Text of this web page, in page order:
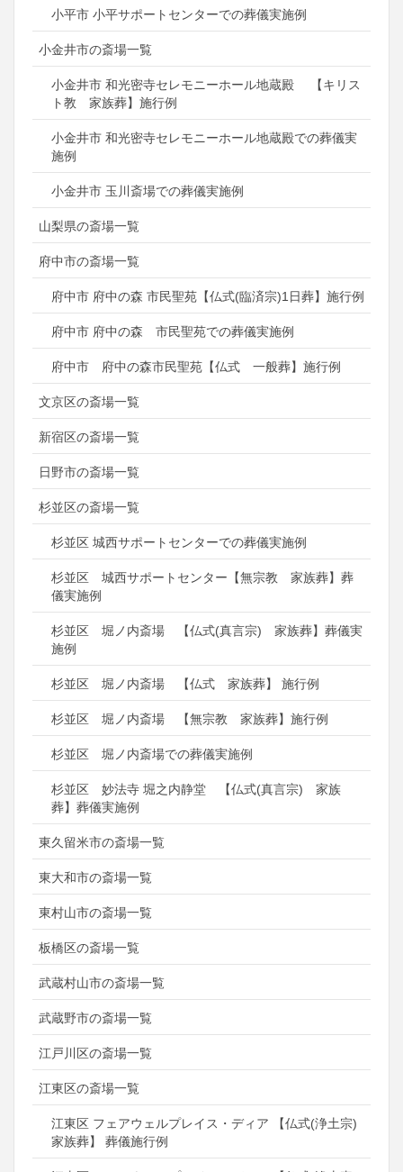
小平市 小平サポートセンターでの葬儀実施例
小金井市の斎場一覧
小金井市 和光密寺セレモニーホール地蔵殿 【キリス
ト教 家族葬】施行例
小金井市 和光密寺セレモニーホール地蔵殿での葬儀実
施例
小金井市 玉川斎場での葬儀実施例
山梨県の斎場一覧
府中市の斎場一覧
府中市 府中の森 市民聖苑【仏式(臨済宗)1日葬】施行例
府中市 府中の森 市民聖苑での葬儀実施例
府中市 府中の森市民聖苑【仏式 一般葬】施行例
文京区の斎場一覧
新宿区の斎場一覧
日野市の斎場一覧
杉並区の斎場一覧
杉並区 城西サポートセンターでの葬儀実施例
杉並区 城西サポートセンター【無宗教 家族葬】葬
儀実施例
杉並区 堀ノ内斎場 【仏式(真言宗) 家族葬】葬儀実
施例
杉並区 堀ノ内斎場 【仏式 家族葬】 施行例
杉並区 堀ノ内斎場 【無宗教 家族葬】施行例
杉並区 堀ノ内斎場での葬儀実施例
杉並区 妙法寺 堀之内静堂 【仏式(真言宗) 家族
葬】葬儀実施例
東久留米市の斎場一覧
東大和市の斎場一覧
東村山市の斎場一覧
板橋区の斎場一覧
武蔵村山市の斎場一覧
武蔵野市の斎場一覧
江戸川区の斎場一覧
江東区の斎場一覧
江東区 フェアウェルプレイス・ディア 【仏式(浄土宗)
家族葬】 葬儀施行例